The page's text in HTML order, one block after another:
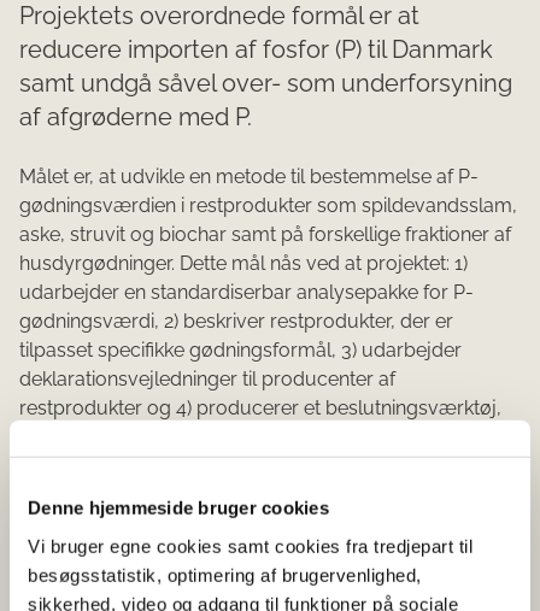
Denne hjemmeside bruger cookies
Vi bruger egne cookies samt cookies fra tredjepart til
besøgsstatistik, optimering af brugervenlighed,
sikkerhed, video og adgang til funktioner på sociale
Projektets overordnede formål er at
reducere importen af fosfor (P) til Danmark
samt undgå såvel over- som underforsyning
af afgrøderne med P.
Målet er, at udvikle en metode til bestemmelse af P-
gødningsværdien i restprodukter som spildevandsslam,
aske, struvit og biochar samt på forskellige fraktioner af
husdyrgødninger. Dette mål nås ved at projektet: 1)
udarbejder en standardiserbar analysepakke for P-
gødningsværdi, 2) beskriver restprodukter, der er
tilpasset specifikke gødningsformål, 3) udarbejder
deklarationsvejledninger til producenter af
restprodukter og 4) producerer et beslutningsværktøj,
gødningskilde. Ideen er, at gødningsværdien af P i
restprodukter og husdyrgødninger skal deklareres
således, at afgrøderne får præcis den mængde P de har
brug for. Det vil resultere i, at importeret
handelsgødnings P kan substitueres med P fra de